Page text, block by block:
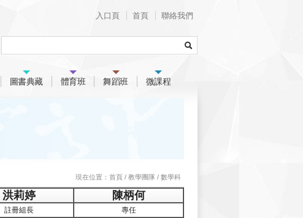
入口頁 首頁 聯絡我們
圖書典藏 體育班 舞蹈班 微課程
現在位置： 首頁/ 教學團隊 / 數學科
洪莉婷 陳柄何
註冊組長 專任